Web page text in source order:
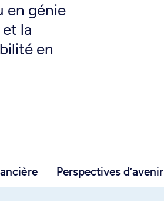
en génie
la
en
Perspectives d’avenir